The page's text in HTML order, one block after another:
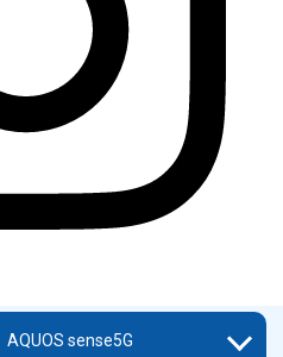
AQUOS sense5G